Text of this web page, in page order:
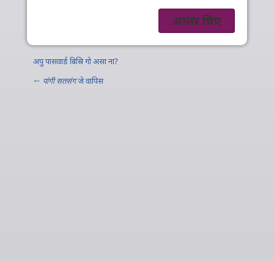
अपु पासवार्ड बिस्रि गो असा ना?
← पांगी सतसंगजे वापिस